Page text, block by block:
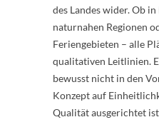
des Landes wider. Ob
naturnahen Regionen
Feriengebieten – alle
qualitativen Leitlinien.
bewusst nicht in den
Konzept auf
Qualität ausgerichtet